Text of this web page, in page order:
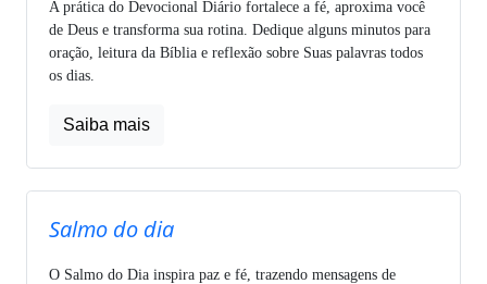
A prática do Devocional Diário fortalece a fé, aproxima você
de Deus e transforma sua rotina. Dedique alguns minutos para
oração, leitura da Bíblia e reflexão sobre Suas palavras todos
os dias.
Saiba mais
Salmo do dia
O Salmo do Dia inspira paz e fé, trazendo mensagens de